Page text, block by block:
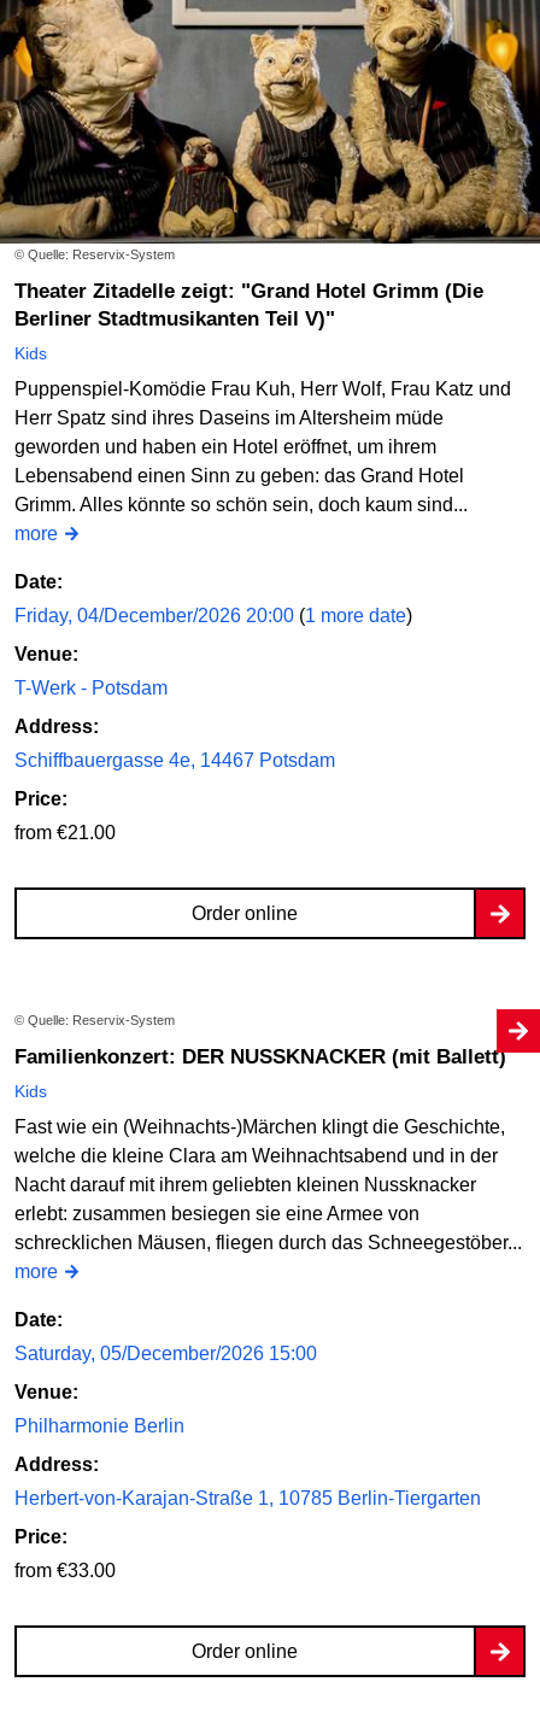
© Quelle: Reservix-System
Theater Zitadelle zeigt: "Grand Hotel Grimm (Die
Berliner Stadtmusikanten Teil V)"
Kids
Puppenspiel-Komödie Frau Kuh, Herr Wolf, Frau Katz und
Herr Spatz sind ihres Daseins im Altersheim müde
geworden und haben ein Hotel eröffnet, um ihrem
Lebensabend einen Sinn zu geben: das Grand Hotel
Grimm. Alles könnte so schön sein, doch kaum sind...
more
Date:
Friday, 04/December/2026 20:00 (1 more date)
Venue:
T-Werk - Potsdam
Address:
Schiffbauergasse 4e, 14467 Potsdam
Price:
from €21.00
Order online
© Quelle: Reservix-System
Familienkonzert: DER NUSSKNACKER (mit Ballett)
Kids
Fast wie ein (Weihnachts-)Märchen klingt die Geschichte,
welche die kleine Clara am Weihnachtsabend und in der
Nacht darauf mit ihrem geliebten kleinen Nussknacker
erlebt: zusammen besiegen sie eine Armee von
schrecklichen Mäusen, fliegen durch das Schneegestöber...
more
Date:
Saturday, 05/December/2026 15:00
Venue:
Philharmonie Berlin
Address:
Herbert-von-Karajan-Straße 1, 10785 Berlin-Tiergarten
Price:
from €33.00
Order online